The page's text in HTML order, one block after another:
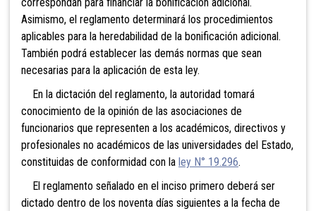
Asimismo, el reglamento determinará los procedimientos
aplicables para la heredabilidad de la bonificación adicional.
También podrá establecer las demás normas que sean
necesarias para la aplicación de esta ley.
En la dictación del reglamento, la autoridad tomará
conocimiento de la opinión de las asociaciones de
funcionarios que representen a los académicos, directivos y
profesionales no académicos de las universidades del Estado,
constituidas de conformidad con la ley N° 19.296.
El reglamento señalado en el inciso primero deberá ser
dictado dentro de los noventa días siguientes a la fecha de